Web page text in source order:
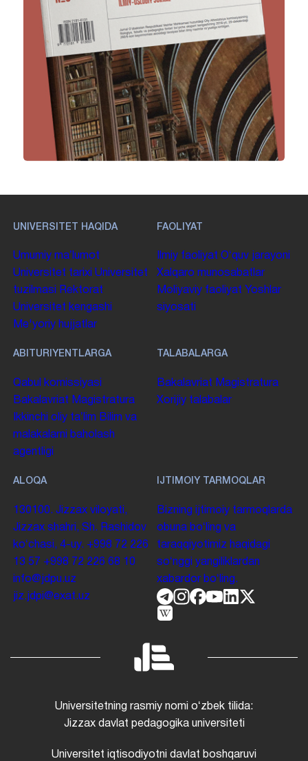
UNIVERSITET HAQIDA
Umumiy maʼlumot
Universitet tarixi Universitet
tuzilmasi
Rektorat
Universitet kengashi
Me'yoriy hujjatlar
FAOLIYAT
Ilmiy faoliyat Oʻquv jarayoni
Xalqaro munosabatlar
Moliyaviy faoliyat Yoshlar
siyosati
ABITURIYENTLARGA
Qabul komissiyasi
Bakalavriat Magistratura
Ikkinchi oliy taʼlim Bilim va
malakalarni baholash
agentligi
TALABALARGA
Bakalavriat Magistratura
Xorijiy talabalar
ALOQA
130100. Jizzax viloyati,
Jizzax shahri, Sh. Rashidov
koʻchasi, 4-uy. +998 72 226
13 57 +998 72 226 68 10
info@jdpu.uz
jiz.jdpi@exat.uz
IJTIMOIY TARMOQLAR
Bizning ijtimoiy tarmoqlarda
obuna boʻling va
taraqqiyotimiz haqidagi
soʻnggi yangiliklardan
xabardor boʻling.
Universitetning rasmiy nomi oʻzbek tilida:
Jizzax davlat pedagogika universiteti
Universitet iqtisodiyotni davlat boshqaruvi